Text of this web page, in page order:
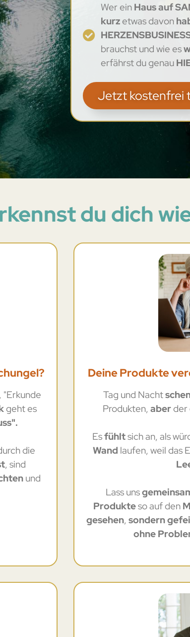
Wer einHaus auf
kurzetwas davon
brauchst und wie es
erfährst du genau
Jetzt kostenfrei
du dich
"Erkunde
geht es
die
, sind
und
Deine Produkte
Tag und Nacht
Produkten, aberder
Esfühltsich an, als
Wand laufen, weil das
Lass uns
Produkteso auf den
gesehen, sondern
ohne